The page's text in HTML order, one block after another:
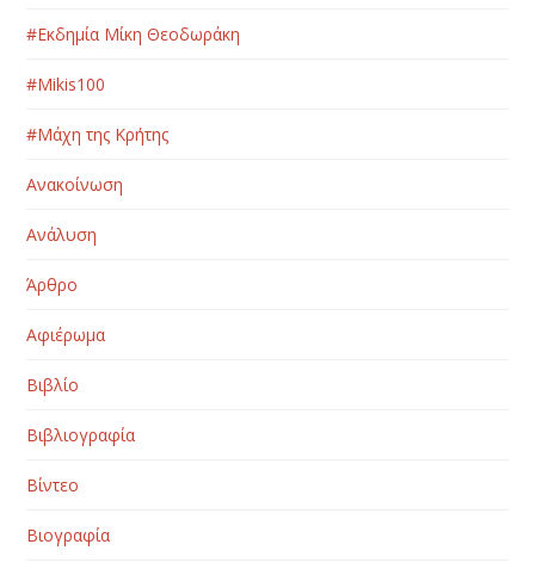
#Εκδημία Μίκη Θεοδωράκη
#Μikis100
#Μάχη της Κρήτης
Ανακοίνωση
Ανάλυση
Άρθρο
Αφιέρωμα
Βιβλίο
Βιβλιογραφία
Βίντεο
Βιογραφία